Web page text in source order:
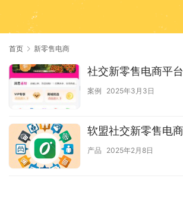
首页 新零售电商
社交新零售电商平
案例 2025年3月3日
软盟社交新零售电
产品 2025年2月8日